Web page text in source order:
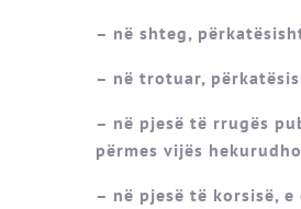
– në shteg,
– në trotuar,
– në pjesë të rrugës
përmes vijës
– në pjesë të korsisë,